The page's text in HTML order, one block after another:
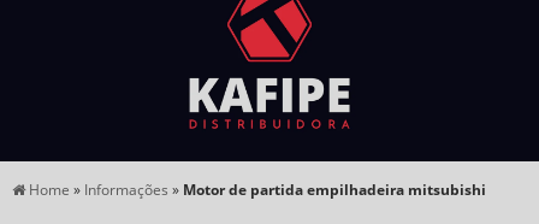
Home » Informações » Motor de partida empilhadeira mitsubishi